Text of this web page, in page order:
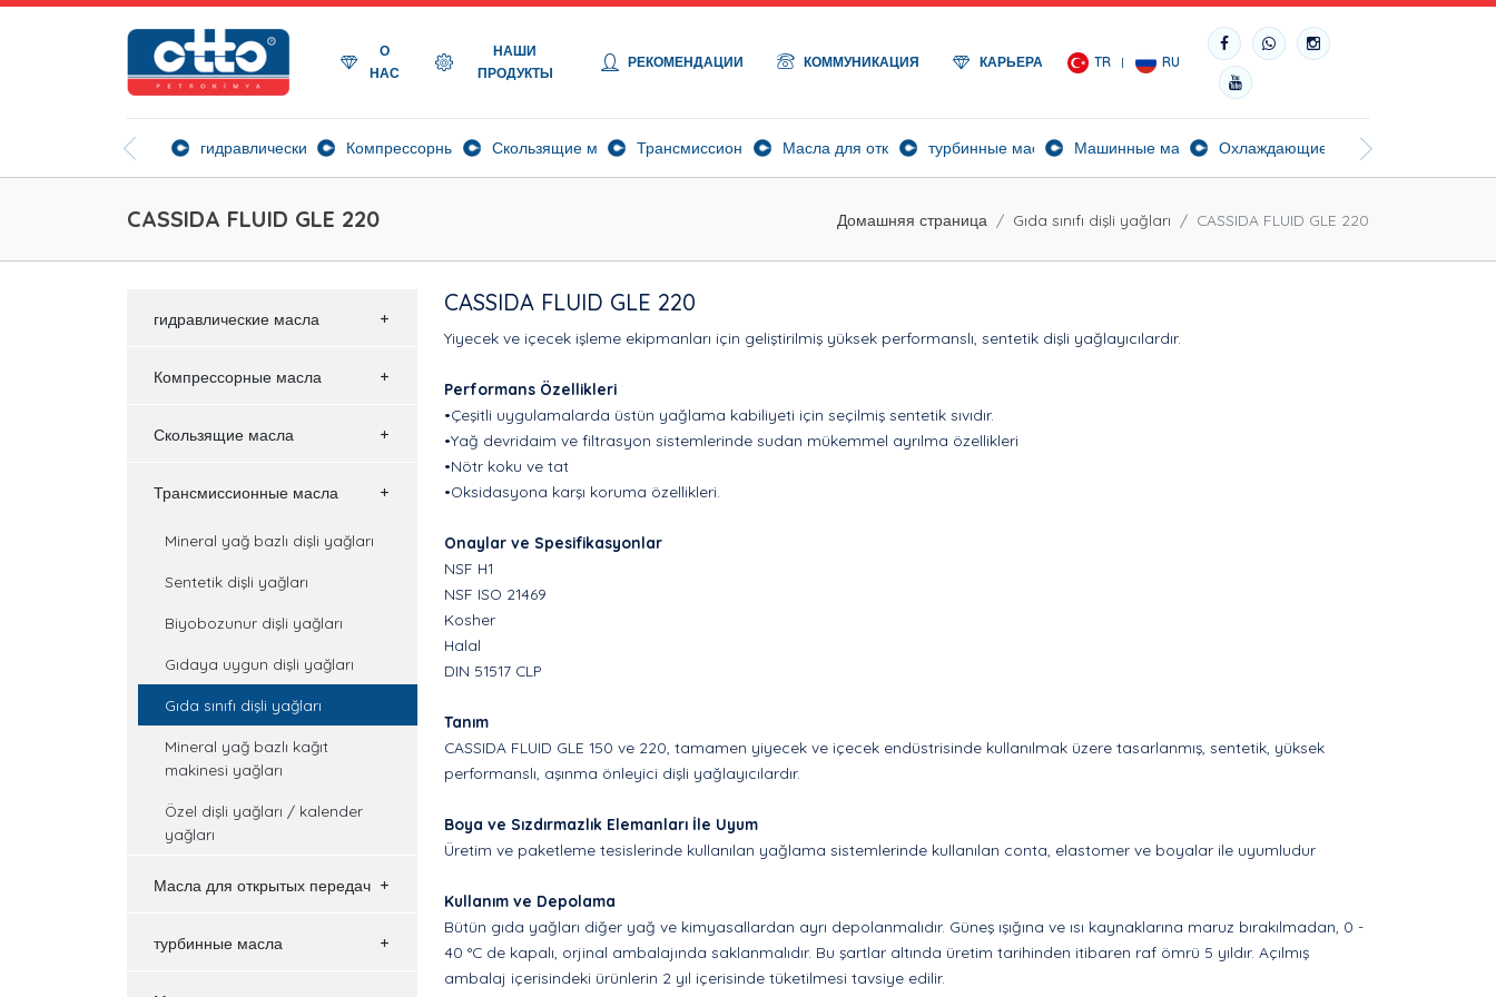
О
НАС
НАШИ
ПРОДУКТЫ
РЕКОМЕНДАЦИИ КОММУНИКАЦИЯ КАРЬЕРА TR RU
гидравлические маслаКомпрессорные маслаСкользящие масла Трансмиссионные маслаМасла для открытых передач
турбинные масла Машинные масла Охлаждающие маслаБиосортные
CASSIDA FLUID GLE 220 Домашняя страница Gıda sınıfı dişli yağları CASSIDA FLUID GLE 220
гидравлические масла
Компрессорные масла
Скользящие масла
Трансмиссионные масла
Mineral yağ bazlı dişli yağları
Sentetik dişli yağları
Biyobozunur dişli yağları
Gıdaya uygun dişli yağları
Gıda sınıfı dişli yağları
Mineral yağ bazlı kağıt
makinesi yağları
Özel dişli yağları / kalender
yağları
Масла для открытых передач
турбинные масла
CASSIDA FLUID GLE 220
Yiyecek ve içecek işleme ekipmanları için geliştirilmiş yüksek performanslı, sentetik dişli yağlayıcılardır.
Performans Özellikleri
•Çeşitli uygulamalarda üstün yağlama kabiliyeti için seçilmiş sentetik sıvıdır.
•Yağ devridaim ve filtrasyon sistemlerinde sudan mükemmel ayrılma özellikleri
•Nötr koku ve tat
•Oksidasyona karşı koruma özellikleri.
Onaylar ve Spesifikasyonlar
NSF H1
NSF ISO 21469
Kosher
Halal
DIN 51517 CLP
Tanım
CASSIDA FLUID GLE 150 ve 220, tamamen yiyecek ve içecek endüstrisinde kullanılmak üzere tasarlanmış, sentetik, yüksek
performanslı, aşınma önleyici dişli yağlayıcılardır.
Boya ve Sızdırmazlık Elemanları İle Uyum
Üretim ve paketleme tesislerinde kullanılan yağlama sistemlerinde kullanılan conta, elastomer ve boyalar ile uyumludur
Kullanım ve Depolama
Bütün gıda yağları diğer yağ ve kimyasallardan ayrı depolanmalıdır. Güneş ışığına ve ısı kaynaklarına maruz bırakılmadan, 0 -
40 °C de kapalı, orjinal ambalajında saklanmalıdır. Bu şartlar altında üretim tarihinden itibaren raf ömrü 5 yıldır. Açılmış
ambalaj içerisindeki ürünlerin 2 yıl içerisinde tüketilmesi tavsiye edilir.